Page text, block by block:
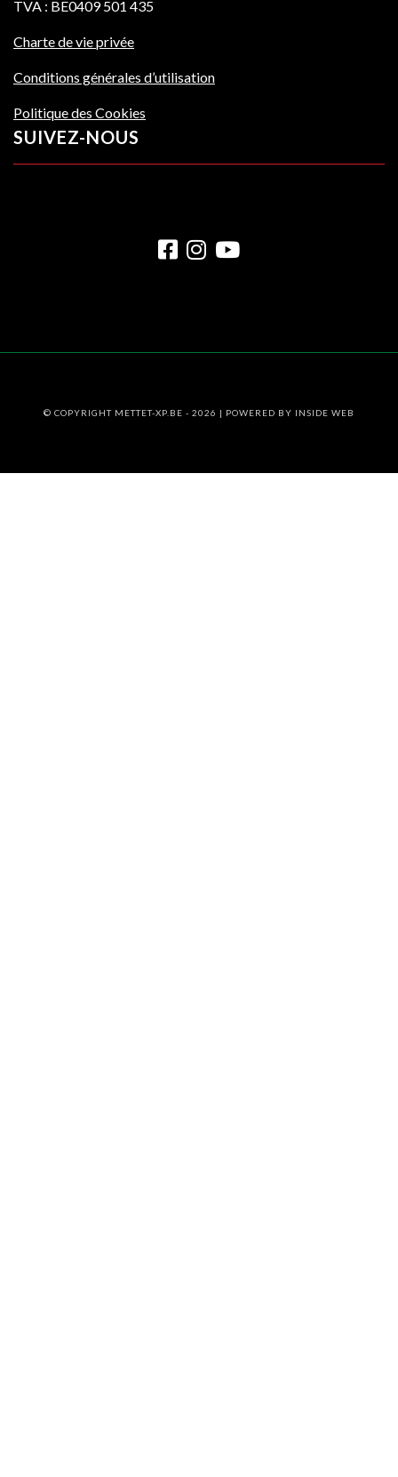
TVA : BE0409 501 435
Charte de vie privée
Conditions générales d’utilisation
Politique des Cookies
SUIVEZ-NOUS
© COPYRIGHT METTET-XP.BE - 2026 | POWERED BY INSIDE WEB